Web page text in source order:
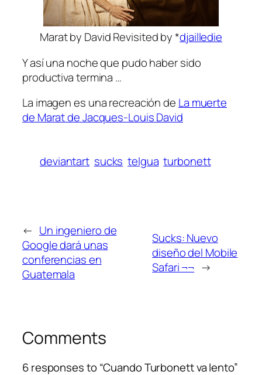
Marat by David Revisited by *djailledie
Y así una noche que pudo haber sido
productiva termina …
La imagen es una recreación de La muerte
de Marat de Jacques-Louis David
deviantart sucks telgua turbonett
← Un ingeniero de
Google dará unas
conferencias en
Guatemala
Sucks: Nuevo
diseño del Mobile
Safari ¬¬ →
Comments
6 responses to “Cuando Turbonett va lento”